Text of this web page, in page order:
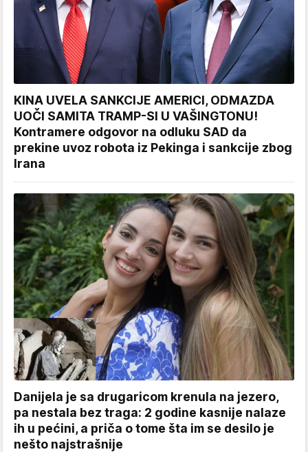
KINA UVELA SANKCIJE AMERICI, ODMAZDA
UOČI SAMITA TRAMP-SI U VAŠINGTONU!
Kontramere odgovor na odluku SAD da
prekine uvoz robota iz Pekinga i sankcije zbog
Irana
Danijela je sa drugaricom krenula na jezero,
pa nestala bez traga: 2 godine kasnije nalaze
ih u pećini, a priča o tome šta im se desilo je
nešto najstrašnije